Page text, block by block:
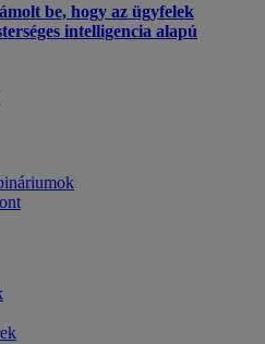
be, hogy az ügyfelek
intelligencia alapú